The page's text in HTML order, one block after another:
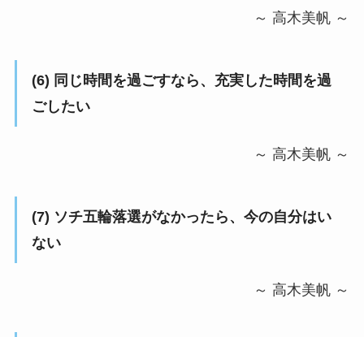
～ 高木美帆 ～
(6) 同じ時間を過ごすなら、充実した時間を過
ごしたい
～ 高木美帆 ～
(7) ソチ五輪落選がなかったら、今の自分はい
ない
～ 高木美帆 ～